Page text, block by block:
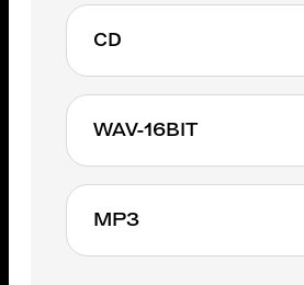
CD
AJOUTER AU
WAV-16BIT
AJOUTER AU
MP3